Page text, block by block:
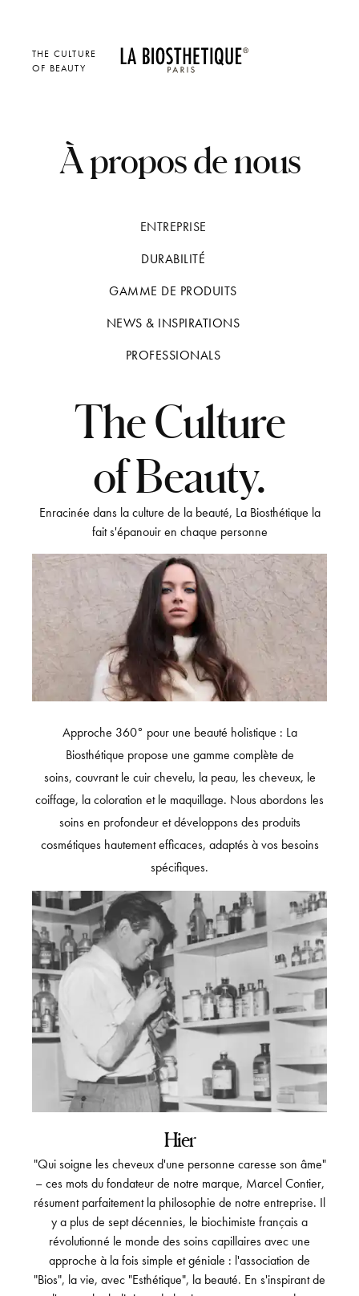
THE CULTURE
OF BEAUTY
À propos de nous
ENTREPRISE
DURABILITÉ
GAMME DE PRODUITS
NEWS & INSPIRATIONS
PROFESSIONALS
The Culture
of Beauty.
Enracinée dans la culture de la beauté, La Biosthétique la
fait s'épanouir en chaque personne
Approche 360° pour une beauté holistique : La
Biosthétique propose une gamme complète de
soins, couvrant le cuir chevelu, la peau, les cheveux, le
coiffage, la coloration et le maquillage. Nous abordons les
soins en profondeur et développons des produits
cosmétiques hautement efficaces, adaptés à vos besoins
spécifiques.
Hier
"Qui soigne les cheveux d'une personne caresse son âme"
– ces mots du fondateur de notre marque, Marcel Contier,
résument parfaitement la philosophie de notre entreprise. Il
y a plus de sept décennies, le biochimiste français a
révolutionné le monde des soins capillaires avec une
approche à la fois simple et géniale : l'association de
"Bios", la vie, avec "Esthétique", la beauté. En s'inspirant de